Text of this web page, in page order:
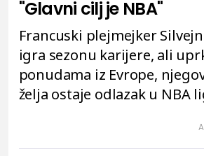
"Glavni cilj je NBA"
Francuski plejmejker
igra sezonu karijere, ali
ponudama iz Evrope,
želja ostaje odlazak u NBA